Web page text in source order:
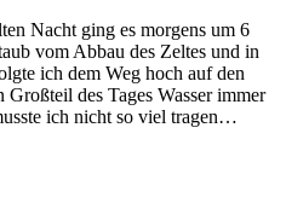
Nacht ging es morgens um 6
vom Abbau des Zeltes und in
ich dem Weg hoch auf den
Großteil des Tages Wasser immer
ich nicht so viel tragen…